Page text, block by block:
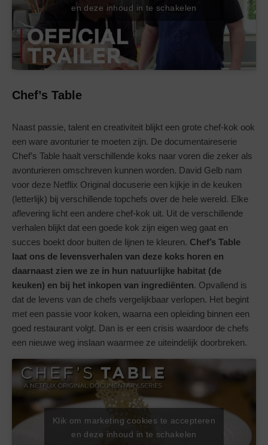
en deze inhoud in te schakelen
Chef’s Table
Naast passie, talent en creativiteit blijkt een grote chef-kok ook
een ware avonturier te moeten zijn. De documentaireserie
Chef’s Table haalt verschillende koks naar voren die zeker als
avonturieren omschreven kunnen worden. David Gelb nam
voor deze Netflix Original docuserie een kijkje in de keuken
(letterlijk) bij verschillende topchefs over de hele wereld. Elke
aflevering licht een andere chef-kok uit. Uit de verschillende
verhalen blijkt dat een goede kok zijn eigen weg gaat en
succes boekt door buiten de lijnen te kleuren. Chef’s Table
laat ons de levensverhalen van deze koks horen en
daarnaast zien we ze in hun natuurlijke habitat (de
keuken) en bij het inkopen van ingrediënten. Opvallend is
dat de levens van de chefs vergelijkbaar verlopen. Het begint
met een passie voor koken, waarna een opleiding binnen een
goed restaurant volgt. Dan is er een crisis waardoor de chefs
een nieuwe weg inslaan waarmee ze uiteindelijk doorbreken.
Klik om marketing cookies te accepteren
en deze inhoud in te schakelen